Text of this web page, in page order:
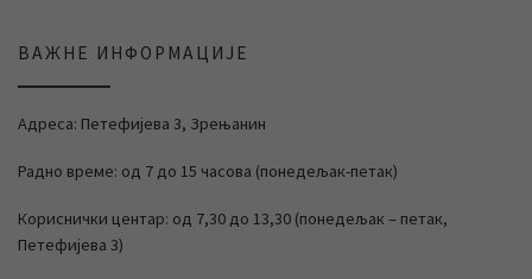
ВАЖНЕ ИНФОРМАЦИЈЕ
Адреса: Петефијева 3, Зрењанин
Радно време: од 7 до 15 часова (понедељак-петак)
Кориснички центар: од 7,30 до 13,30 (понедељак – петак,
Петефијева 3)